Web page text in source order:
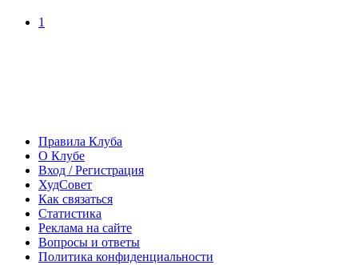
1
Правила Клуба
О Клубе
Вход / Регистрация
ХудСовет
Как связаться
Статистика
Реклама на сайте
Вопросы и ответы
Политика конфиденциальности